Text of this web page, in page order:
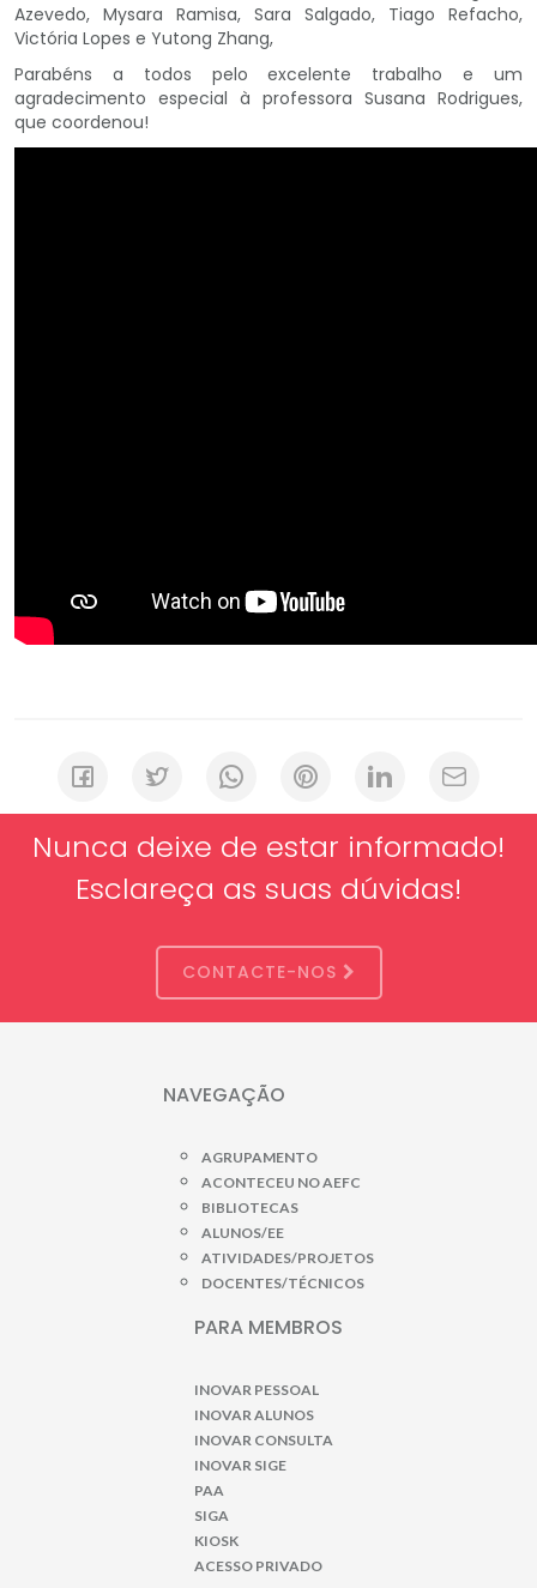
Azevedo, Mysara Ramisa, Sara Salgado, Tiago Refacho,
Victória Lopes e Yutong Zhang,
Parabéns a todos pelo excelente trabalho e um
agradecimento especial à professora Susana Rodrigues,
que coordenou!
Nunca deixe de estar informado!
Esclareça as suas dúvidas!
CONTACTE-NOS
NAVEGAÇÃO
AGRUPAMENTO
ACONTECEU NO AEFC
BIBLIOTECAS
ALUNOS/EE
ATIVIDADES/PROJETOS
DOCENTES/TÉCNICOS
PARA MEMBROS
INOVAR PESSOAL
INOVAR ALUNOS
INOVAR CONSULTA
INOVAR SIGE
PAA
SIGA
KIOSK
ACESSO PRIVADO